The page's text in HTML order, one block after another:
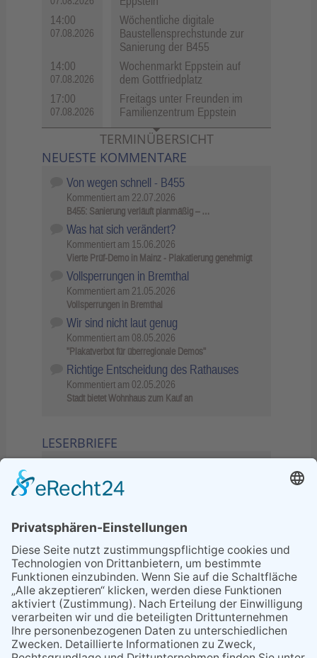
14:00
07.08.2026
Wöchentliche digitale
Baustellensprechstunde zur
Sanierung der B455
14:00
07.08.2026
Wochenmarkt Eppstein auf
dem Gottfriedplatz
17:00
07.08.2026
Freitags unter Freunden im
Familienzentrum Eppstein
TERMINÜBERSICHT
NEUESTE KOMMENTARE
Von wegen schnell - B455
Kommentiert am 22.07.2026
B455: Sanierung verläuft planmäßig – …
Was hat sich verändert?
Kommentiert am 15.06.2026
Vierte Prüf-Demo in Mainz - Plakatierung genehmigt
Vollsperrungen in Bremthal
Kommentiert am 21.05.2026
Vollsperrungen in Bremthal
Wir sind nicht laut genug
Kommentiert am 08.05.2026
"Plakatverbot für überregionale Demos"
Richtige Entscheidung des Rathauses
Kommentiert am 02.05.2026
Stadt bietet Wohnhaus zum Kauf an
LESERBRIEFE
Sperrung B455: Kleiner
Grenzverkehr statt weite Wege
21.04.2026
Wenn Bahn-Computer nicht
miteinander kommunizieren
11.03.2026
"Plakatverbot für überregionale
Demos"
04.02.2026
Gelbe Tonne – Ein kleiner Blick
über den Tellerand